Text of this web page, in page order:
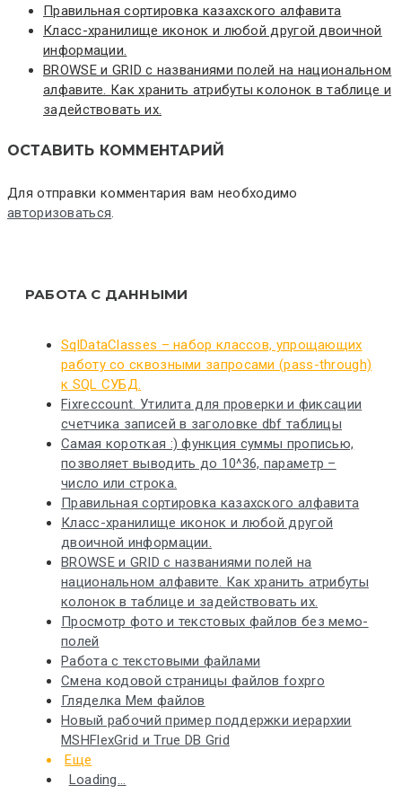
Правильная сортировка казахского алфавита
Класс-хранилище иконок и любой другой двоичной
информации.
BROWSE и GRID с названиями полей на национальном
алфавите. Как хранить атрибуты колонок в таблице и
задействовать их.
ОСТАВИТЬ КОММЕНТАРИЙ
Для отправки комментария вам необходимо
авторизоваться.
РАБОТА С ДАННЫМИ
SqlDataClasses – набор классов, упрощающих
работу со сквозными запросами (pass-through)
к SQL СУБД.
Fixreccount. Утилита для проверки и фиксации
счетчика записей в заголовке dbf таблицы
Самая короткая :) функция суммы прописью,
позволяет выводить до 10^36, параметр –
число или строка.
Правильная сортировка казахского алфавита
Класс-хранилище иконок и любой другой
двоичной информации.
BROWSE и GRID с названиями полей на
национальном алфавите. Как хранить атрибуты
колонок в таблице и задействовать их.
Просмотр фото и текстовых файлов без мемо-
полей
Работа с текстовыми файлами
Смена кодовой страницы файлов foxpro
Гляделка Мем файлов
Новый рабочий пример поддержки иерархии
MSHFlexGrid и True DB Grid
Еще
Loading...